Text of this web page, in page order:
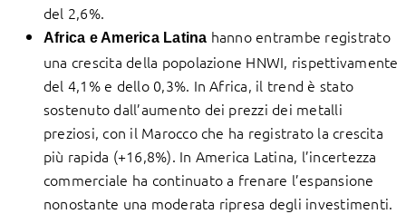
del 2,6%.
Africa e America Latina hanno entrambe registrato
una crescita della popolazione HNWI, rispettivamente
del 4,1% e dello 0,3%. In Africa, il trend è stato
sostenuto dall’aumento dei prezzi dei metalli
preziosi, con il Marocco che ha registrato la crescita
più rapida (+16,8%). In America Latina, l’incertezza
commerciale ha continuato a frenare l’espansione
nonostante una moderata ripresa degli investimenti.